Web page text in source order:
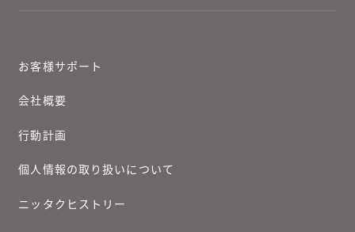
お客様サポート
会社概要
行動計画
個人情報の取り扱いについて
ニッタクヒストリー